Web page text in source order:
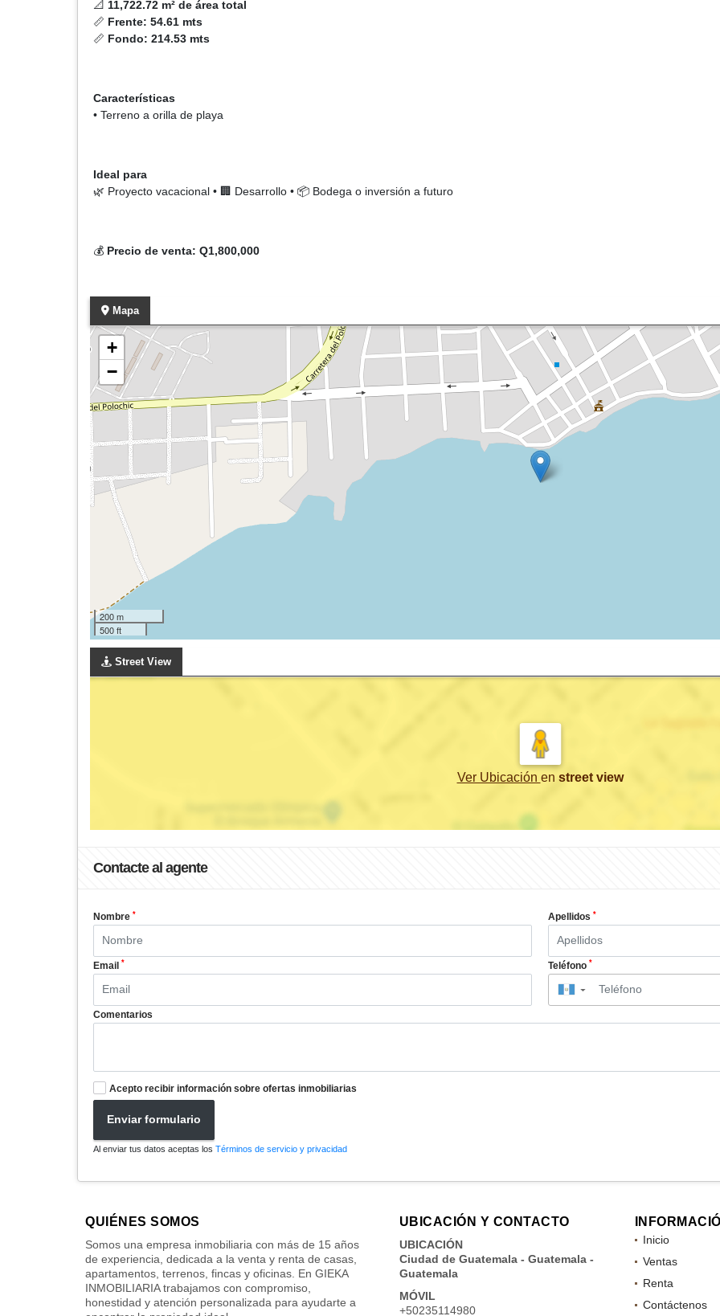
📐 11,722.72 m² de área total
📏 Frente: 54.61 mts
📏 Fondo: 214.53 mts
Características
• Terreno a orilla de playa
Ideal para
🌿 Proyecto vacacional • 🏢 Desarrollo • 📦 Bodega o inversión a futuro
💰 Precio de venta: Q1,800,000
Mapa
+
−
200 m
500 ft
Street View
Ver Ubicación en street view
Contacte al agente
Nombre * Apellidos *
Email * Teléfono *
▼
Comentarios
Acepto recibir información sobre ofertas inmobiliarias
Enviar formulario
Al enviar tus datos aceptas los Términos de servicio y privacidad
QUIÉNES SOMOS
Somos una empresa inmobiliaria con más de 15 años
de experiencia, dedicada a la venta y renta de casas,
apartamentos, terrenos, fincas y oficinas. En GIEKA
INMOBILIARIA trabajamos con compromiso,
honestidad y atención personalizada para ayudarte a
UBICACIÓN Y CONTACTO
UBICACIÓN
Ciudad de Guatemala - Guatemala -
Guatemala
MÓVIL
+50235114980
Inicio
Ventas
Renta
Contáctenos